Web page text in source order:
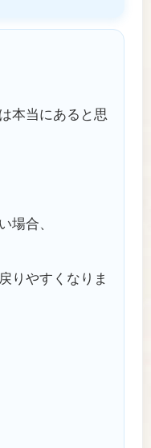
本当にあると思
場合、
りやすくなりま